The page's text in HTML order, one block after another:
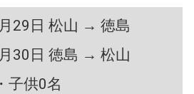
29日 松山 → 徳島
30日 徳島 → 松山
子供0名